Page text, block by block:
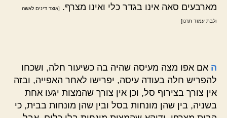
מארבעים סאה אינו בגדר כלי ואינו מצרף.
[אוצר דינים לאשה
ולבת עמוד תרנו]
ה אם אפו מצה מעיסה שהיה בה כשיעור חלה, ושכחו
להפריש חלה בעודה עיסה, יפרישו לאחר האפייה, ובזה
אין צורך בצירוף סל, וכן אין צורך שהמצות יגעו אחת
בשניה, בין שהן מונחות בסל ובין שהן מונחות בבית, כי